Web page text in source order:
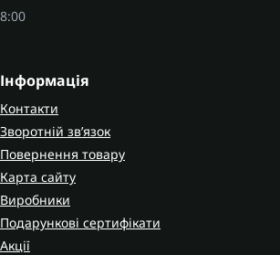
Інформація
Контакти
Зворотній зв’язок
Повернення товару
Карта сайту
Виробники
Подарункові сертифікати
Акції